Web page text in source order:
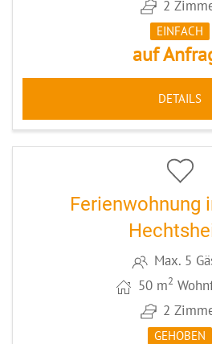
2
EINFACH
auf
DETAILS
6
Ferienwohnung
Max. 5
50 m2
2
GEHOBEN